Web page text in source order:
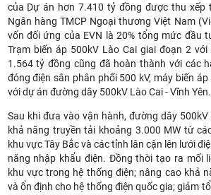
của Dự án hơn 7.410 tỷ đồng được thu xếp
Ngân hàng TMCP Ngoại thương Việt Nam
vốn đối ứng của EVN là 20% tổng mức đầu
Trạm biến áp 500kV Lào Cai giai đoạn 2
1.564 tỷ đồng cũng đã hoàn thành với các
đóng điện sân phân phối 500 kV, máy biến
với dự án đường dây 500kV Lào Cai - Vĩnh Yên.
Sau khi đưa vào vận hành, đường dây 500kV
khả năng truyền tải khoảng 3.000 MW từ
khu vực Tây Bắc và các tỉnh lân cận lên lưới
năng nhập khẩu điện. Đồng thời tạo ra mối
khu vực trong hệ thống điện; nâng cao khả
và ổn định cho hệ thống điện quốc gia; giảm